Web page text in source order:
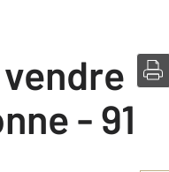
vendre
- 91